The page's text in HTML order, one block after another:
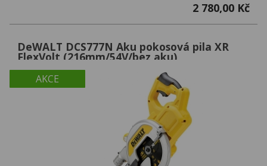
2 780,00 Kč
AKCE
DeWALT DCS777N Aku pokosová pila XR
FlexVolt (216mm/54V/bez aku)